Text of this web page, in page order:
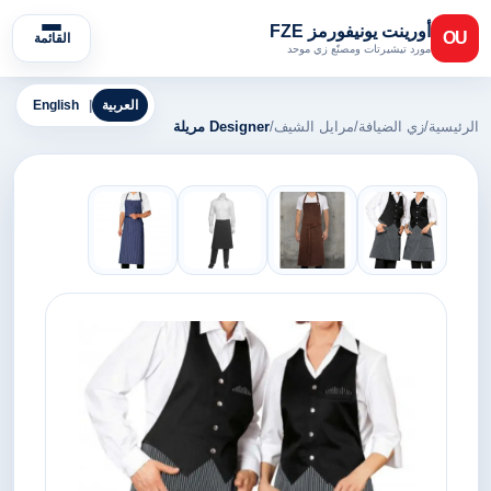
OU أورينت يونيفورمز FZE
مورد تيشيرتات ومصنّع زي موحد
القائمة
English العربية
الرئيسية/زي الضيافة/مرايل الشيف/Designer مريلة